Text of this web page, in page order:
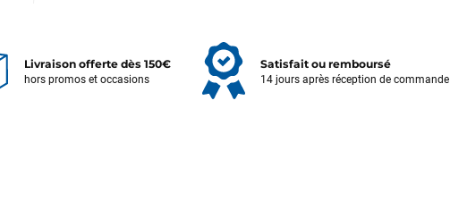
Livraison offerte dès 150€
hors promos et occasions
Satisfait ou remboursé
14 jours après réception de commande